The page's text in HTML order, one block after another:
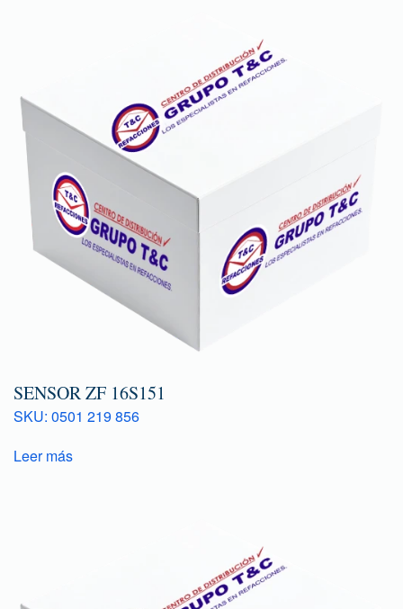
SENSOR ZF 16S151
SKU: 0501 219 856
Leer más